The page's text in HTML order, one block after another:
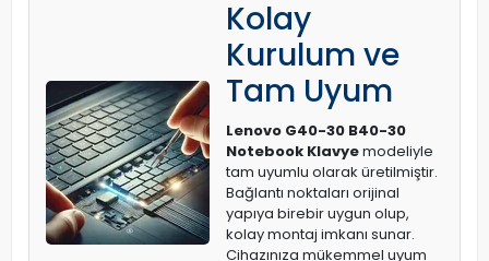
Kolay
Kurulum ve
Tam Uyum
Lenovo G40-30 B40-30
Notebook Klavyemodeliyle
tam uyumlu olarak üretilmiştir.
Bağlantı noktaları orijinal
yapıya birebir uygun olup,
kolay montaj imkanı sunar.
Cihazınıza mükemmel uyum